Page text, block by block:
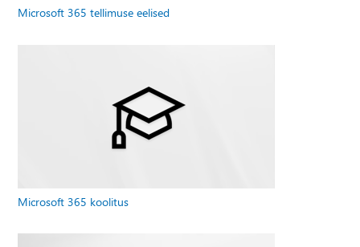
Microsoft 365 tellimuse eelised
Microsoft 365 koolitus